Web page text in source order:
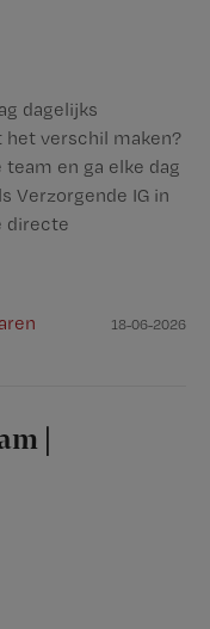
dagelijks
verschil maken?
en ga elke dag
Verzorgende IG in
directe
18-06-2026
|